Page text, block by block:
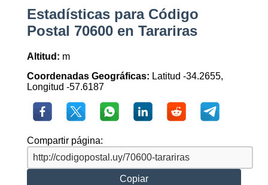
Estadísticas para Código
Postal 70600 en Tarariras
Altitud: m
Coordenadas Geográficas: Latitud -34.2655,
Longitud -57.6187
Compartir página:
Copiar